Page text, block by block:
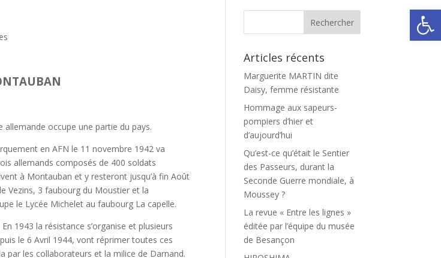
Ouvrir
allemande occupe une partie du pays.
en AFN le 11 novembre 1942 va
allemands composés de 400 soldats
à Montauban et y resteront jusqu’à fin Août
Vezins, 3 faubourg du Moustier et la
le Lycée Michelet au faubourg La capelle.
1943 la résistance s’organise et plusieurs
le 6 Avril 1944, vont réprimer toutes ces
par les collaborateurs et la milice de Darnand.
Articles récents
Marguerite MARTIN dite
Daisy, femme résistante
Hommage aux sapeurs-
pompiers d’hier et
d’aujourd’hui
Qu’est-ce qu’était le Sentier
des Passeurs, durant la
Seconde Guerre mondiale, à
Moussey ?
La revue « Entre les lignes »
éditée par l’équipe du musée
de Besançon